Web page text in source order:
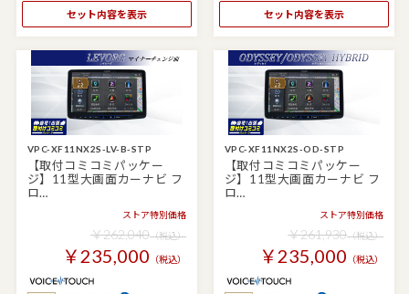
セット内容を表示 セット内容を表示
VPC-XF11NX2S-LV-B-STP
【取付コミコミパッケー
ジ】11型大画面カーナビ フ
ロ…
ストア特別価格
￥262,040（税込）
￥235,000 （税込）
VPC-XF11NX2S-OD-STP
【取付コミコミパッケー
ジ】11型大画面カーナビ フ
ロ…
ストア特別価格
￥261,930（税込）
￥235,000 （税込）